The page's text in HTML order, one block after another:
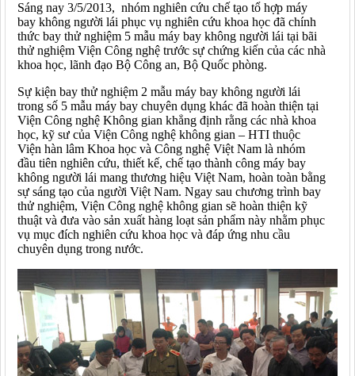
Sáng nay 3/5/2013, nhóm nghiên cứu chế tạo tổ hợp máy
bay không người lái phục vụ nghiên cứu khoa học đã chính
thức bay thử nghiệm 5 mẫu máy bay không người lái tại bãi
thử nghiệm Viện Công nghệ trước sự chứng kiến của các nhà
khoa học, lãnh đạo Bộ Công an, Bộ Quốc phòng.
Sự kiện bay thử nghiệm 2 mẫu máy bay không người lái
trong số 5 mẫu máy bay chuyên dụng khác đã hoàn thiện tại
Viện Công nghệ Không gian khẳng định rằng các nhà khoa
học, kỹ sư của Viện Công nghệ không gian – HTI thuộc
Viện hàn lâm Khoa học và Công nghệ Việt Nam là nhóm
đầu tiên nghiên cứu, thiết kế, chế tạo thành công máy bay
không người lái mang thương hiệu Việt Nam, hoàn toàn bằng
sự sáng tạo của người Việt Nam. Ngay sau chương trình bay
thử nghiệm, Viện Công nghệ không gian sẽ hoàn thiện kỹ
thuật và đưa vào sản xuất hàng loạt sản phẩm này nhằm phục
vụ mục đích nghiên cứu khoa học và đáp ứng nhu cầu
chuyên dụng trong nước.